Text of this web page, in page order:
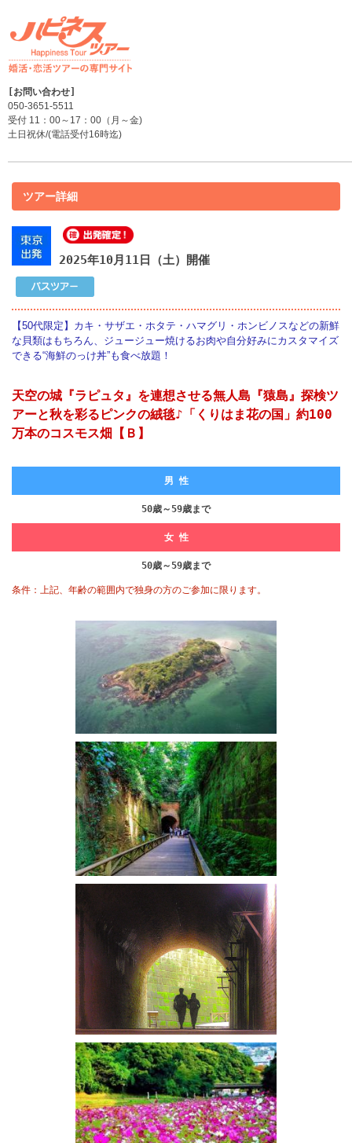
050-3651-5511
受付 11：00～17：00（月～金)
土日祝休/(電話受付16時迄)
ツアー詳細
2025年10月11日（土）開催
【50代限定】カキ・サザエ・ホタテ・ハマグリ・ホンビノスなどの新鮮
な貝類はもちろん、ジュージュー焼けるお肉や自分好みにカスタマイズ
できる“海鮮のっけ丼”も食べ放題！
天空の城『ラピュタ』を連想させる無人島『猿島』探検ツ
アーと秋を彩るピンクの絨毯♪「くりはま花の国」約100
万本のコスモス畑【Ｂ】
男 性
50歳～59歳まで
女 性
50歳～59歳まで
条件：上記、年齢の範囲内で独身の方のご参加に限ります。